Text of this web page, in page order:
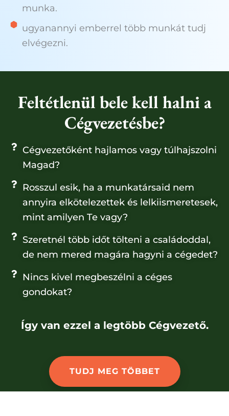
munka.
ugyanannyi emberrel több munkát tudj
elvégezni.
Feltétlenül bele kell halni a
Cégvezetésbe?
Cégvezetőként hajlamos vagy túlhajszolni
Magad?
Rosszul esik, ha a munkatársaid nem
annyira elkötelezettek és lelkiismeretesek,
mint amilyen Te vagy?
Szeretnél több időt tölteni a családoddal,
de nem mered magára hagyni a cégedet?
Nincs kivel megbeszélni a céges
gondokat?
Így van ezzel a legtöbb Cégvezető.
TUDJ MEG TÖBBET